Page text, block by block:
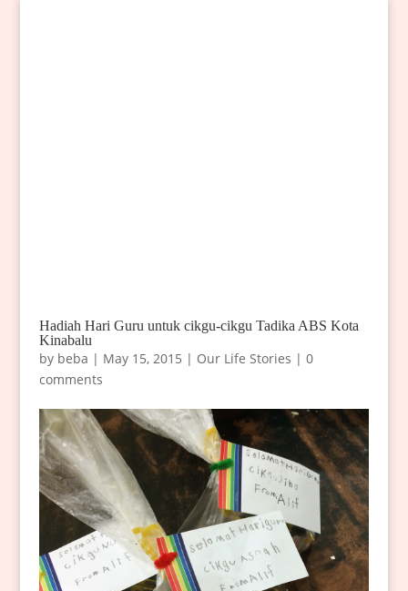
Hadiah Hari Guru untuk cikgu-cikgu Tadika ABS Kota
Kinabalu
by beba | May 15, 2015 | Our Life Stories | 0
comments